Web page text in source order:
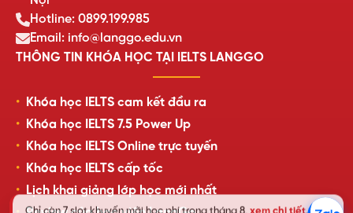
Chỉ còn 7 slot khuyến mãi học phí trong tháng 8, xem chi tiết.
Hotline: 0899.199.985
Email: info@langgo.edu.vn
THÔNG TIN KHÓA HỌC TẠI IELTS LANGGO
Khóa học IELTS cam kết đầu ra
Khóa học IELTS 7.5 Power Up
Khóa học IELTS Online trực tuyến
Khóa học IELTS cấp tốc
Lịch khai giảng lớp học mới nhất